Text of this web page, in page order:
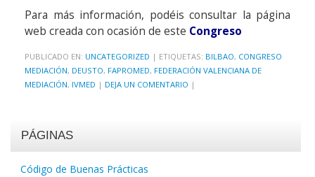
Para más información, podéis consultar la página
web creada con ocasión de este Congreso
PUBLICADO EN: UNCATEGORIZED | ETIQUETAS: BILBAO, CONGRESO
MEDIACIÓN, DEUSTO, FAPROMED, FEDERACIÓN VALENCIANA DE
MEDIACIÓN, IVMED | DEJA UN COMENTARIO |
PÁGINAS
Código de Buenas Prácticas